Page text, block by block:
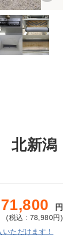
北新潟
71,800 円
(税込 : 78,980円)
ただけます！